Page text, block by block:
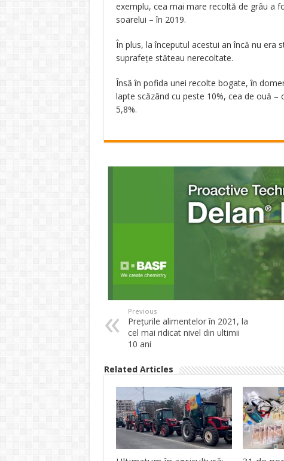
exemplu, cea mai mare recoltă de grâu a
soarelui – în 2019.
În plus, la începutul acestui an încă nu era
suprafețe stăteau nerecoltate.
Însă în pofida unei recolte bogate, în
lapte scăzând cu peste 10%, cea de ouă –
5,8%.
Previous
Prețurile alimentelor în 2021, la
cel mai ridicat nivel din ultimii
10 ani
Related Articles